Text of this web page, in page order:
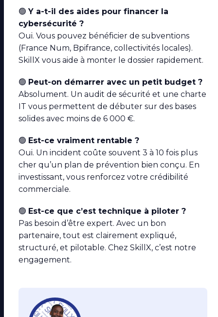
🟢Y a-t-il des aides pour financer la
cybersécurité ?
Oui. Vous pouvez bénéficier de subventions
(France Num, Bpifrance, collectivités locales).
SkillX vous aide à monter le dossier rapidement.
🟢 Peut-on démarrer avec un petit budget ?
Absolument. Un audit de sécurité et une charte
IT vous permettent de débuter sur des bases
solides avec moins de 6 000 €.
🟢 Est-ce vraiment rentable ?
Oui. Un incident coûte souvent 3 à 10 fois plus
cher qu’un plan de prévention bien conçu. En
investissant, vous renforcez votre crédibilité
commerciale.
🟢 Est-ce que c’est technique à piloter ?
Pas besoin d’être expert. Avec un bon
partenaire, tout est clairement expliqué,
structuré, et pilotable. Chez SkillX, c’est notre
engagement.